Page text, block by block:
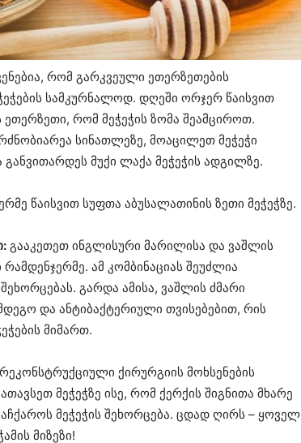
რომ გარკვეული ეთერზეთების
სამკურნალოდ. დღეში ორჯერ წაისვით
რომ მეჭეჭის ზომა შეამციროთ.
სინათლეზე, მოაცილეთ მეჭეჭი
განვითარდეს მუქი ლაქა მეჭეჭის ადგილზე.
წაისვით სუფთა აბუსალათინის ზეთი მეჭეჭზე.
გააკეთეთ ინგლისური მარილისა და ვაშლის
ამ კომბინაციას შეუძლია
გარდა ამისა, ვაშლის ძმარი
და ანტიბაქტერიული თვისებებით, რის
მიმართ.
ქირურგიის მოხსენების
მეჭეჭზე ისე, რომ ქერქის შიგნითა მხარე
მეჭეჭის შეხორცება. ცდად ღირს – ყოველ
მიზეზი!